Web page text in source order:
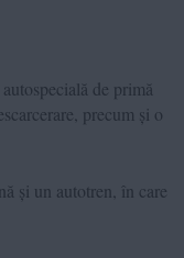
de primă
precum și o
și un autotren, în care